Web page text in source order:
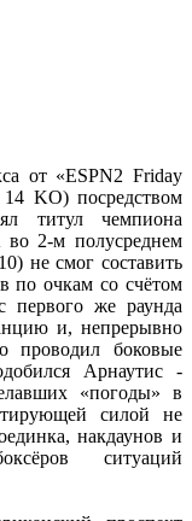
от «ESPN2 Friday
KO) посредством
титул чемпиона
2-м полусреднем
не смог составить
по очкам со счётом
первого же раунда
и, непрерывно
проводил боковые
Арнаутис -
«погоды» в
силой не
накдаунов и
ситуаций